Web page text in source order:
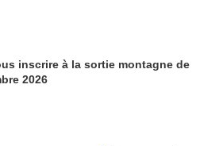
inscrire à la sortie montagne de
2026